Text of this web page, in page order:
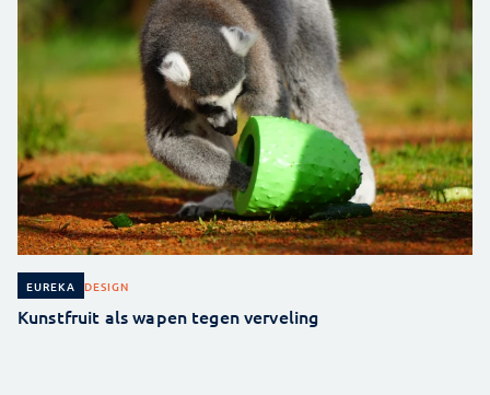
EUREKA DESIGN
Kunstfruit als wapen tegen verveling